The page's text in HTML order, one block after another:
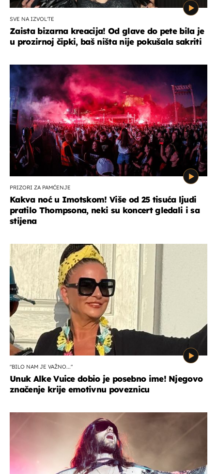
SVE NA IZVOL'TE
Zaista bizarna kreacija! Od glave do pete bila je
u prozirnoj čipki, baš ništa nije pokušala sakriti
PRIZORI ZA PAMĆENJE
Kakva noć u Imotskom! Više od 25 tisuća ljudi
pratilo Thompsona, neki su koncert gledali i sa
stijena
"BILO NAM JE VAŽNO..."
Unuk Alke Vuice dobio je posebno ime! Njegovo
značenje krije emotivnu poveznicu